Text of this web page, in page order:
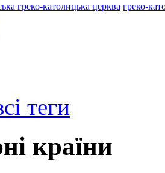
греко-католицька церква греко-
теги
країни